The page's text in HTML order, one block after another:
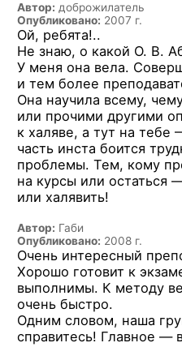
Автор: доброжилатель
Опубликовано: 2007 г.
Ой, ребята!..
Не знаю, о какой О. В.
У меня она вела.
и тем более
Она научила всему,
или прочими другими
к халяве, а тут на
часть инста боится
проблемы. Тем, кому
на курсы или остаться
или халявить!
Автор: Габи
Опубликовано: 2008 г.
Очень интересный
Хорошо готовит к
выполнимы. К методу
очень быстро.
Одним словом, наша
справитесь! Главное —